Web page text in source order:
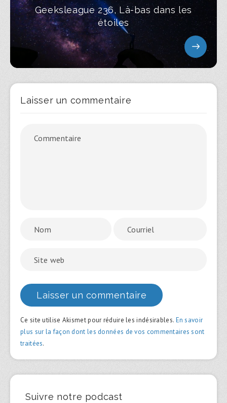
Geeksleague 236, Là-bas dans les
étoiles
Laisser un commentaire
Ce site utilise Akismet pour réduire les indésirables. En savoir
plus sur la façon dont les données de vos commentaires sont
traitées.
Suivre notre podcast